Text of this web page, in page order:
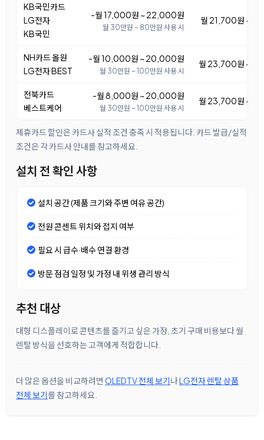
KB국민카드
LG전자
KB국민
-월 17,000원 ~ 22,000원
월 30만원 ~ 80만원 사용 시
월 21,700원 ~
NH카드 올원
LG전자 BEST
-월 10,000원 ~ 20,000원
월 30만원 ~ 100만원 사용 시
월 23,700원 ~
전북카드
베스트케어
-월 8,000원 ~ 20,000원
월 30만원 ~ 100만원 사용 시
월 23,700원 ~
제휴카드 할인은 카드사 실적 조건 충족 시 적용됩니다. 카드 발급/실적
조건은 각 카드사 안내를 참고하세요.
설치 전 확인 사항
설치 공간 (제품 크기와 주변 여유 공간)
전원 콘센트 위치와 접지 여부
필요 시 급수·배수 연결 환경
방문 점검 일정 및 가정 내 위생 관리 방식
추천 대상
대형 디스플레이로 콘텐츠를 즐기고 싶은 가정, 초기 구매 비용보다 월
렌탈 방식을 선호하는 고객에게 적합합니다.
더 많은 옵션을 비교하려면 OLEDTV 전체 보기나LG전자 렌탈 상품
전체 보기를 참고하세요.